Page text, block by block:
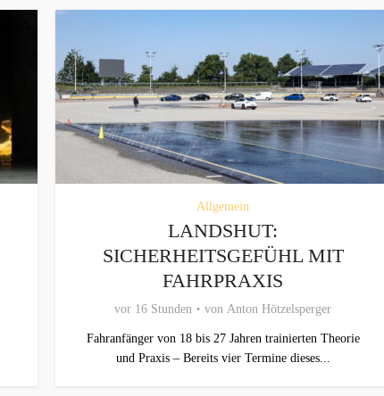
Allgemein
LANDSHUT:
SICHERHEITSGEFÜHL MIT
FAHRPRAXIS
vor 16 Stunden von Anton Hötzelsperger
Fahranfänger von 18 bis 27 Jahren trainierten Theorie
und Praxis – Bereits vier Termine dieses...